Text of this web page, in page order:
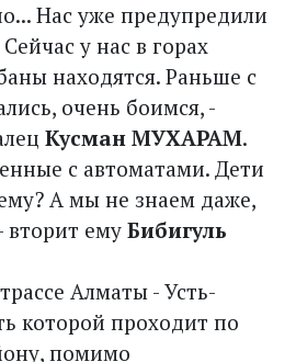
Нас уже предупредили
у нас в горах
находятся. Раньше с
очень боимся, -
Кусман МУХАРАМ.
с автоматами. Дети
А мы не знаем даже,
вторит ему Бибигуль
Алматы - Усть-
которой проходит по
помимо